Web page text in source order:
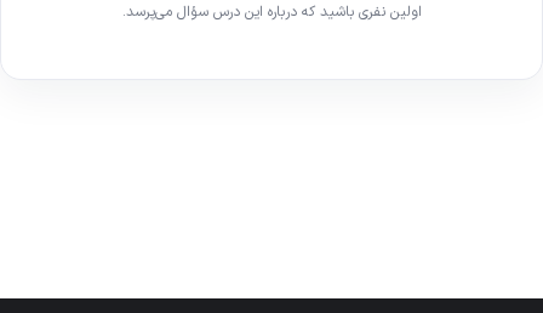
اولین نفری باشید که درباره این درس سؤال می‌پرسد.